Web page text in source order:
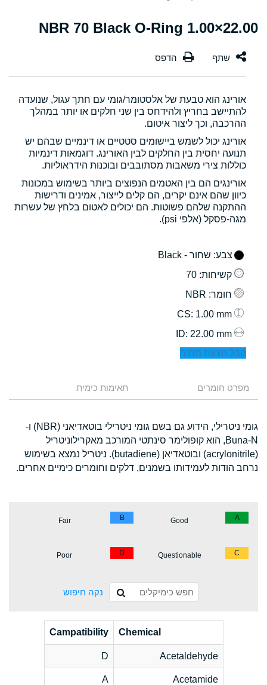
22.00×1.00 NBR 70 Black O-Ring
אורינג הוא טבעת של אלסטומר/גומי עם חתך עגול, שנועדה
להתיישב בחריץ ולהידחס בין שני חלקים או יותר במהלך
ההרכבה, וכך ליצור איטום.
אורינג יכול לשמש ביישומים סטטיים או דינמיים שבהם יש
תנועה יחסית בין החלקים לבין האורינג. דוגמאות דינמיות
כוללות צירי משאבות מסתובבים ובוכנות הידראוליות.
אורינגים הם בין האטמים הנפוצים ביותר בשימוש במכונות
כיוון שהם אינם יקרים, הם קלים לייצור, אמינים ודרישות
ההתקנה שלהם פשוטות. הם יכולים לאטום בלחץ של עשרות
מגה-פסקל (אלפי psi).
צבע: שחור - Black
קשיחות: 70
חומר: NBR
: 1.00 mm
: 22.00 mm
קבל הצעת מחיר
מפרט חומרים תאימות כימית
גומי ניטרילי, הידוע גם בשם גומי ניטרילי בוטאדיאני (NBR) ו-
Buna-N, הוא קופולימר סינתטי המורכב מאקרילוניטריל
(acrylonitrile) ובוטאדיאן (butadiene). ניטריל נמצא בשימוש
נרחב הודות לעמידותו בשמנים, דלקים וחומרים כימיים אחרים.
A
Good
B
Fair
C
Questionable
D
Poor
נקה חיפוש
Chemical
Campatibility
Acetaldehyde
D
Acetamide
A